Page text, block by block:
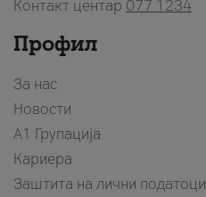
Контакт центар 077 1234
Профил
За нас
Новости
А1 Групација
Кариера
Заштита на лични податоци